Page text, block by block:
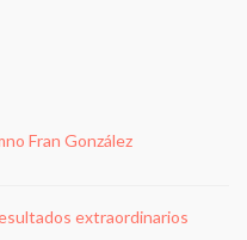
Fran González
extraordinarios